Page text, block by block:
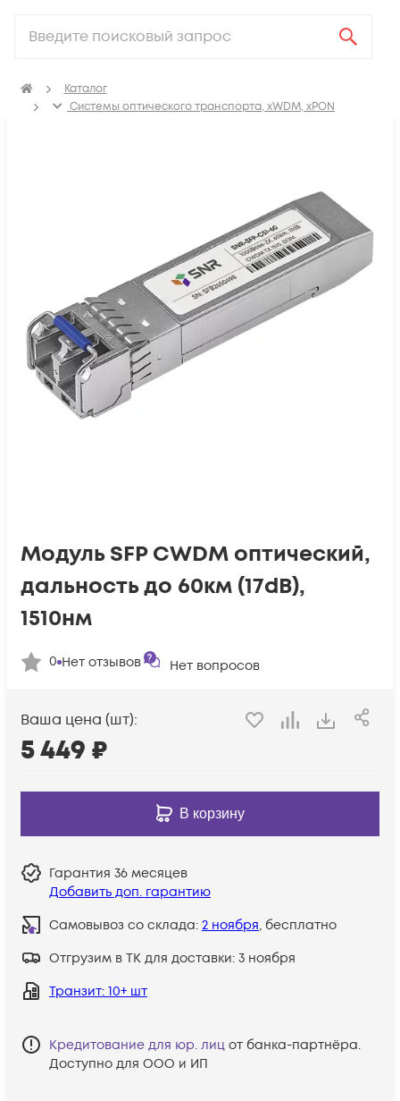
Каталог
Системы оптического транспорта, xWDM, xPON
Модуль SFP CWDM оптический,
дальность до 60км (17dB),
1510нм
0 Нет отзывов Нет вопросов
Ваша цена (шт):
5 449 ₽
В корзину
Гарантия 36 месяцев
Добавить доп. гарантию
Самовывоз со склада: 2 ноября, бесплатно
Отгрузим в ТК для доставки: 3 ноября
Транзит: 10+ шт
Кредитование для юр. лиц от банка-партнёра.
Доступно для ООО и ИП